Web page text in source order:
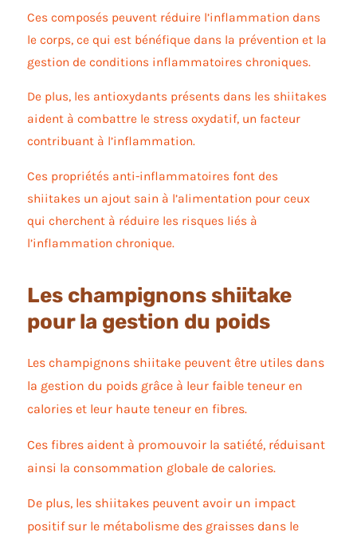
Ces composés peuvent réduire l’inflammation dans
le corps, ce qui est bénéfique dans la prévention et la
gestion de conditions inflammatoires chroniques.
De plus, les antioxydants présents dans les shiitakes
aident à combattre le stress oxydatif, un facteur
contribuant à l’inflammation.
Ces propriétés anti-inflammatoires font des
shiitakes un ajout sain à l’alimentation pour ceux
qui cherchent à réduire les risques liés à
l’inflammation chronique.
Les champignons shiitake
pour la gestion du poids
Les champignons shiitake peuvent être utiles dans
la gestion du poids grâce à leur faible teneur en
calories et leur haute teneur en fibres.
Ces fibres aident à promouvoir la satiété, réduisant
ainsi la consommation globale de calories.
De plus, les shiitakes peuvent avoir un impact
positif sur le métabolisme des graisses dans le